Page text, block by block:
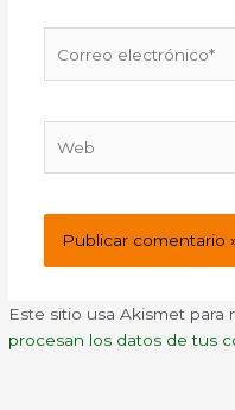
electrónico*
Este sitio usa Akismet para
procesan los datos de tus